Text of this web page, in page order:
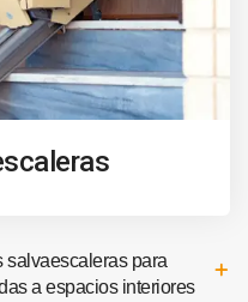
salvaescaleras para
a espacios interiores